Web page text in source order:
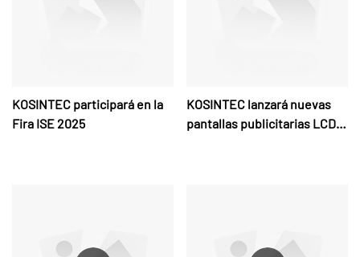
KOSINTEC participará en la
Fira ISE 2025
KOSINTEC lanzará nuevas
pantallas publicitarias LCD